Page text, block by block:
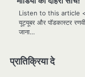
Listen to this article
यूट्यूबर और पॉडकास्टर
जाना…
प्रातिक्रिया दे